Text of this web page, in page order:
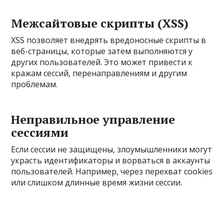
Межсайтовые скрипты (XSS)
XSS позволяет внедрять вредоносные скрипты в
веб-страницы, которые затем выполняются у
других пользователей. Это может привести к
кражам сессий, перенаправлениям и другим
проблемам.
Неправильное управление
сессиями
Если сессии не защищены, злоумышленники могут
украсть идентификаторы и ворваться в аккаунты
пользователей. Например, через перехват cookies
или слишком длинные время жизни сессии.